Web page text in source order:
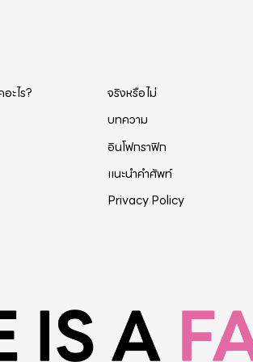
ะไร?
จริงหรือไม่
บทความ
อินโฟกราฟิก
แนะนำคำศัพท์
Privacy Policy